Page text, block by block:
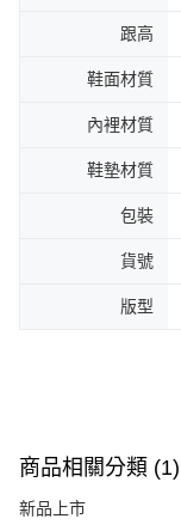
跟高
鞋面材質
內裡材質
鞋墊材質
包裝
貨號
版型
商品相關分類 (1)
新品上市